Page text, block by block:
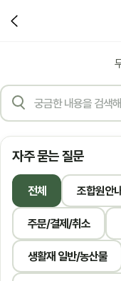
자주 묻는 질문
전체 조합원안
주문/결제/취소
생활재 일반/농산물